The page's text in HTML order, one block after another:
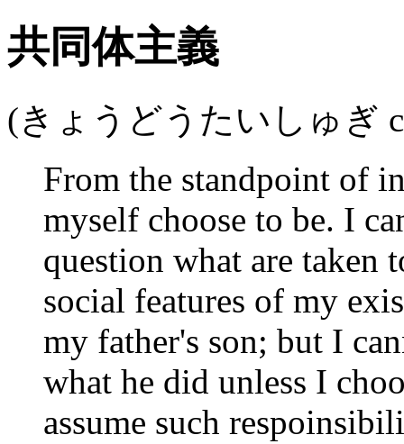
共同体主義
(きょうどうたいしゅぎ
From the standpoint of
myself choose to be. I
question what are taken
social features of my
my father's son; but I
what he did unless I
assume such